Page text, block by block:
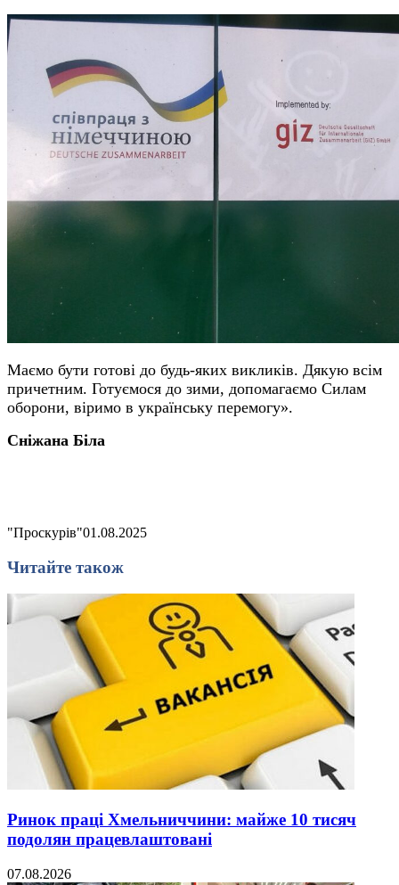
Маємо бути готові до будь-яких викликів. Дякую всім
причетним. Готуємося до зими, допомагаємо Силам
оборони, віримо в українську перемогу».
Сніжана Біла
"Проскурів"01.08.2025
Читайте також
Ринок праці Хмельниччини: майже 10 тисяч
подолян працевлаштовані
07.08.2026